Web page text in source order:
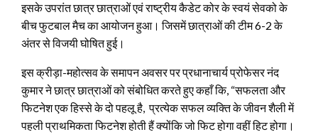
इसके उपरांत छात्र छात्राओं एवं राष्ट्रीय कैडेट कोर के स्वयं सेवको के
बीच फुटबाल मैच का आयोजन हुआ। जिसमें छात्राओं की टीम 6-2 के
अंतर से विजयी घोषित हुई।
इस क्रीड़ा-महोत्सव के समापन अवसर पर प्रधानाचार्य प्रोफेसर नंद
कुमार ने छात्र छात्राओं को संबोधित करते हुए कहाँ कि, “सफलता और
फिटनेश एक हिस्से के दो पहलू है, प्रत्येक सफल व्यक्ति के जीवन शैली में
पहली प्राथमिकता फिटनेश होती हैं क्योंकि जो फिट होगा वहीं हिट होगा।